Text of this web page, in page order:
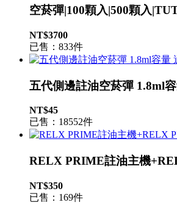
空菸彈|100顆入|500顆入
NT$3700
已售：833件
五代側邊註油空菸彈 1.8ml
NT$45
已售：18552件
RELX PRIME註油主機
NT$350
已售：169件